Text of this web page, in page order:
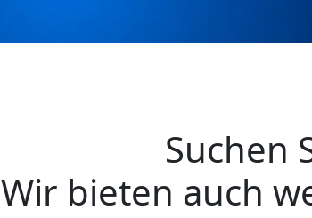
Suchen
Wir bieten auch